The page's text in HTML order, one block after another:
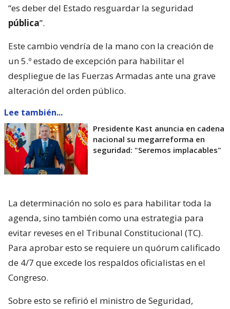
“es deber del Estado resguardar la seguridad
pública”.
Este cambio vendría de la mano con la creación de
un 5.º estado de excepción para habilitar el
despliegue de las Fuerzas Armadas ante una grave
alteración del orden público.
Lee también...
Presidente Kast anuncia en cadena
nacional su megarreforma en
seguridad: "Seremos implacables"
La determinación no solo es para habilitar toda la
agenda, sino también como una estrategia para
evitar reveses en el Tribunal Constitucional (TC).
Para aprobar esto se requiere un quórum calificado
de 4/7 que excede los respaldos oficialistas en el
Congreso.
Sobre esto se refirió el ministro de Seguridad,